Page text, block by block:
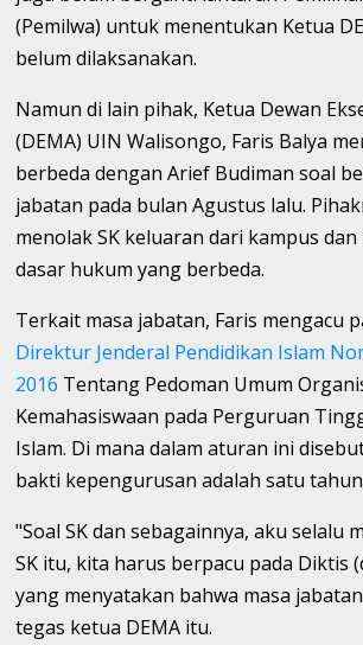
(Pemilwa) untuk menentukan Ketua
belum dilaksanakan.
Namun di lain pihak, Ketua Dewan
(DEMA) UIN Walisongo, Faris Balya
berbeda dengan Arief Budiman soal
jabatan pada bulan Agustus lalu.
menolak SK keluaran dari kampus
dasar hukum yang berbeda.
Terkait masa jabatan, Faris mengacu
Direktur Jenderal Pendidikan Islam
2016 Tentang Pedoman Umum
Kemahasiswaan pada Perguruan
Islam. Di mana dalam aturan ini
bakti kepengurusan adalah satu
"Soal SK dan sebagainnya, aku selalu
SK itu, kita harus berpacu pada Diktis
yang menyatakan bahwa masa
tegas ketua DEMA itu.